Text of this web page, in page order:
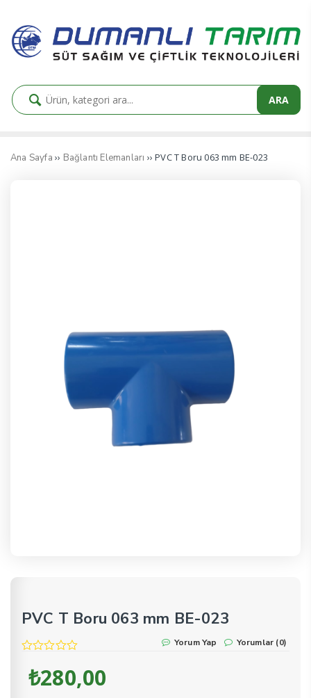
ARA
Ana Sayfa ›› Bağlantı Elemanları ›› PVC T Boru 063 mm BE-023
PVC T Boru 063 mm BE-023
Yorum Yap Yorumlar (0)
₺280,00